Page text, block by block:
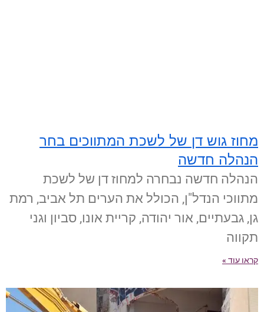
מחוז גוש דן של לשכת המתווכים בחר
הנהלה חדשה
הנהלה חדשה נבחרה למחוז דן של לשכת
מתווכי הנדל"ן, הכולל את הערים תל אביב, רמת
גן, גבעתיים, אור יהודה, קריית אונו, סביון וגני
תקווה
קראו עוד »